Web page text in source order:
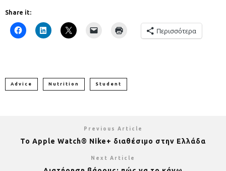
Share it:
Περισσότερα
Advice Nutrition Student
Previous Article
Το Apple Watch® Nike+ διαθέσιμο στην Ελλάδα
Next Article